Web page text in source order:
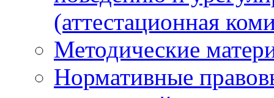
(аттестационная
Методические
Нормативные